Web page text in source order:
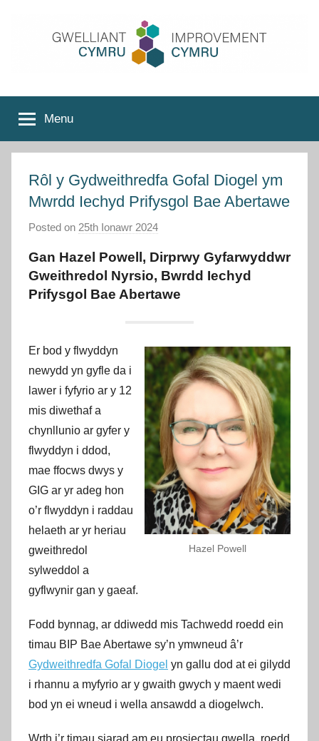
Improvement
Cymru
Menu
Rôl y Gydweithredfa Gofal Diogel ym
Mwrdd Iechyd Prifysgol Bae Abertawe
Posted on 25th Ionawr 2024
I
m
p
v
m
e
n
t
C
y
m
r
Gan Hazel Powell, Dirprwy Gyfarwyddwr
Gweithredol Nyrsio, Bwrdd Iechyd
Prifysgol Bae Abertawe
Hazel Powell
Er bod y flwyddyn
newydd yn gyfle da i
lawer i fyfyrio ar y 12
mis diwethaf a
chynllunio ar gyfer y
flwyddyn i ddod,
mae ffocws dwys y
GIG ar yr adeg hon
o’r flwyddyn i raddau
helaeth ar yr heriau
gweithredol
sylweddol a
gyflwynir gan y gaeaf.
Fodd bynnag, ar ddiwedd mis Tachwedd roedd ein
timau BIP Bae Abertawe sy’n ymwneud â’r
Gydweithredfa Gofal Diogel yn gallu dod at ei gilydd
i rhannu a myfyrio ar y gwaith gwych y maent wedi
bod yn ei wneud i wella ansawdd a diogelwch.
Wrth i’r timau siarad am eu prosiectau gwella, roedd